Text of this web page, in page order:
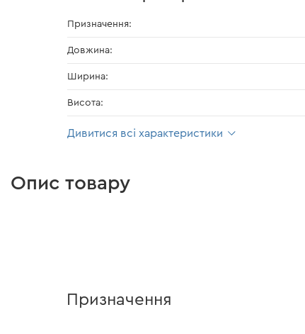
Призначення:
Довжина:
Ширина:
Висота:
Дивитися всі характеристики
Опис товару
Призначення